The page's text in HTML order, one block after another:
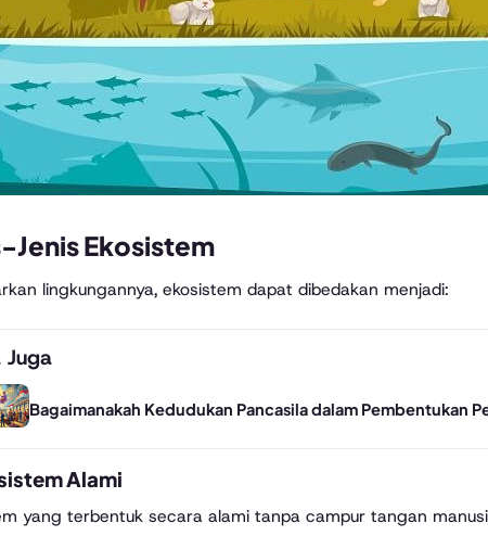
Jenis Ekosistem
lingkungannya, ekosistem dapat dibedakan menjadi:
Juga
Bagaimanakah Kedudukan Pancasila dalam Pembentukan
Alami
yang terbentuk secara alami tanpa campur tangan